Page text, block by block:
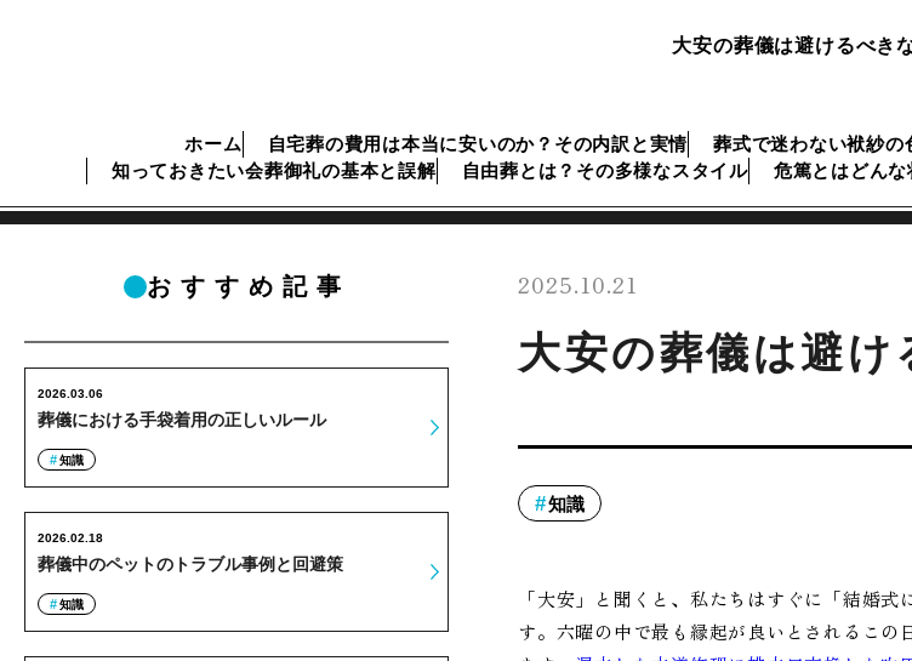
大安の葬儀は避けるべき
ホーム 自宅葬の費用は本当に安いのか？その内訳と実情 葬式で迷わない袱紗の
知っておきたい会葬御礼の基本と誤解
自由葬とは？その多様なスタイル 危篤とはどん
2025.10.21
大安の葬儀は避け
知識
「大安」と聞くと、私たちはすぐに「結婚
す。六曜の中で最も縁起が良いとされるこ
おすすめ記事
葬儀における手袋着用の正しいルール
2026.03.06
知識
葬儀中のペットのトラブル事例と回避策
2026.02.18
知識